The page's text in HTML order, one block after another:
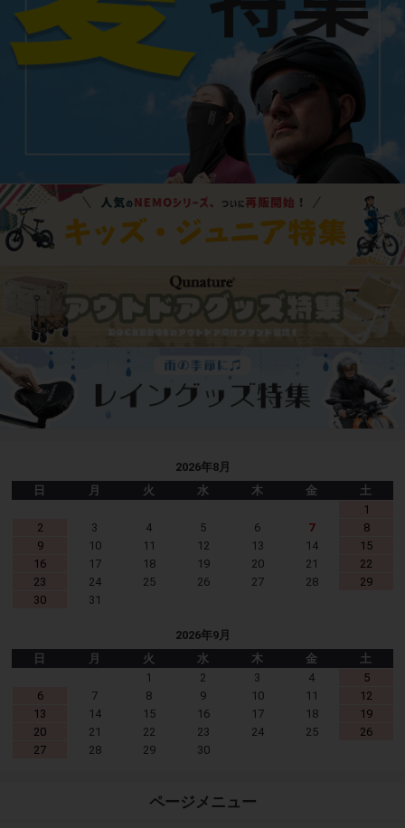
2026年8月
日
月 火 水 木 金
土
1
2
3 4 5 6 7
8
9
10 11 12 13 14
15
16
17 18 19 20 21
22
23
24 25 26 27 28
29
30
31
2026年9月
日
月 火 水 木 金
土
1
2 3 4
5
6
7 8 9 10 11
12
13
14 15 16 17 18
19
20
21 22 23 24 25
26
27
28 29 30
ページメニュー